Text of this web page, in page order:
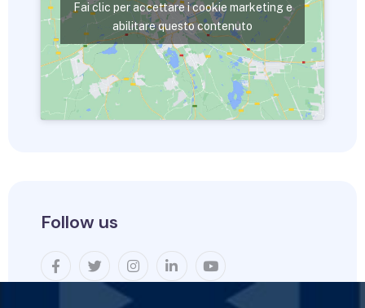
Fai clic per accettare i cookie marketing e
abilitare questo contenuto
Follow us